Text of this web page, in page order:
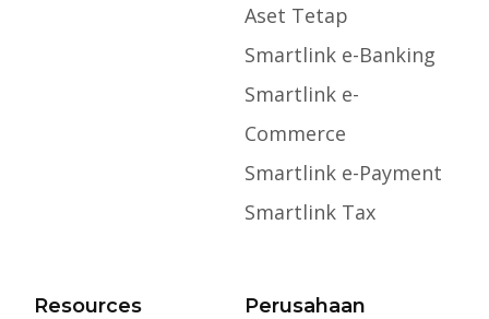
Aset Tetap
Smartlink e-Banking
Smartlink e-
Commerce
Smartlink e-Payment
Smartlink Tax
Resources Perusahaan